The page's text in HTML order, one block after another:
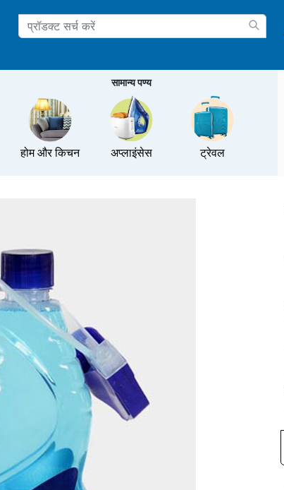
सामान्य पण्य
होम और किचन अप्लाइंसेस ट्रेवल